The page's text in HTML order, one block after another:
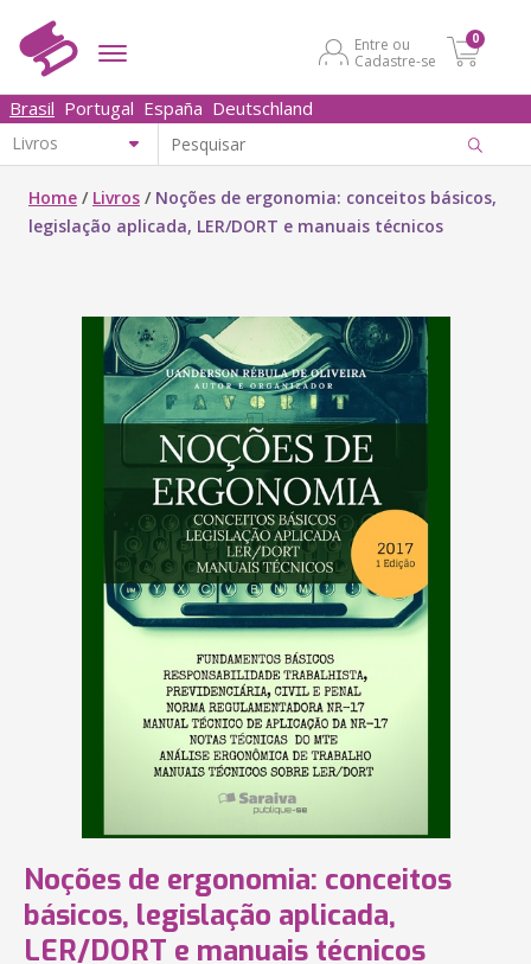
Entre ou
Cadastre-se
0
Brasil Portugal España Deutschland
Home / Livros / Noções de ergonomia: conceitos básicos,
legislação aplicada, LER/DORT e manuais técnicos
Noções de ergonomia: conceitos
básicos, legislação aplicada,
LER/DORT e manuais técnicos